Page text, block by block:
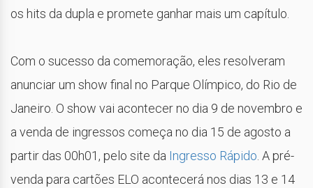
os hits da dupla e promete ganhar mais um capítulo.
Com o sucesso da comemoração, eles resolveram
anunciar um show final no Parque Olímpico, do Rio de
Janeiro. O show vai acontecer no dia 9 de novembro e
a venda de ingressos começa no dia 15 de agosto a
partir das 00h01, pelo site da Ingresso Rápido . A pré-
venda para cartões ELO acontecerá nos dias 13 e 14